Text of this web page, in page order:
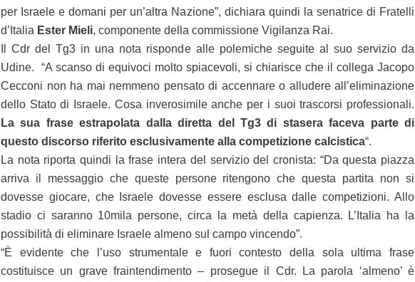
per Israele e domani per un’altra Nazione”, dichiara quindi la senatrice di Fratelli
d’Italia Ester Mieli, componente della commissione Vigilanza Rai.
Il Cdr del Tg3 in una nota risponde alle polemiche seguite al suo servizio da
Udine. “A scanso di equivoci molto spiacevoli, si chiarisce che il collega Jacopo
Cecconi non ha mai nemmeno pensato di accennare o alludere all’eliminazione
dello Stato di Israele. Cosa inverosimile anche per i suoi trascorsi professionali.
La sua frase estrapolata dalla diretta del Tg3 di stasera faceva parte di
questo discorso riferito esclusivamente alla competizione calcistica“.
La nota riporta quindi la frase intera del servizio del cronista: “Da questa piazza
arriva il messaggio che queste persone ritengono che questa partita non si
dovesse giocare, che Israele dovesse essere esclusa dalle competizioni. Allo
stadio ci saranno 10mila persone, circa la metà della capienza. L’Italia ha la
possibilità di eliminare Israele almeno sul campo vincendo”.
“È evidente che l’uso strumentale e fuori contesto della sola ultima frase
costituisce un grave fraintendimento – prosegue il Cdr. La parola ‘almeno’ è